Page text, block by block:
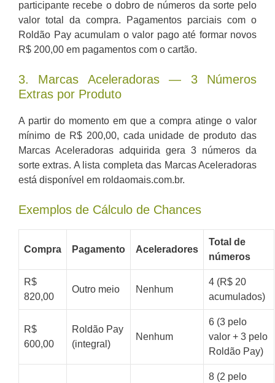
participante recebe o dobro de números da sorte pelo
valor total da compra. Pagamentos parciais com o
Roldão Pay acumulam o valor pago até formar novos
R$ 200,00 em pagamentos com o cartão.
3. Marcas Aceleradoras — 3 Números
Extras por Produto
A partir do momento em que a compra atinge o valor
mínimo de R$ 200,00, cada unidade de produto das
Marcas Aceleradoras adquirida gera 3 números da
sorte extras. A lista completa das Marcas Aceleradoras
está disponível em roldaomais.com.br.
Exemplos de Cálculo de Chances
Compra Pagamento Aceleradores
Total de
números
R$
820,00
Outro meio Nenhum
4 (R$ 20
acumulados)
R$
600,00
Roldão Pay
(integral)
Nenhum
6 (3 pelo
valor + 3 pelo
Roldão Pay)
8 (2 pelo